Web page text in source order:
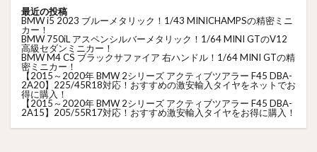
最近の投稿
BMW i5 2023 ブルーメタリック！1/43 MINICHAMPSの精密ミニ
カー！
BMW 750iL アスペンシルバーメタリック！1/64 MINI GTのV12
高級セダンミニカー！
BMW M4 CS ブラックサファイア 右ハンドル！1/64 MINI GTの精
密ミニカー！
【2015～2020年 BMW 2シリーズ アクティブツアラー F45 DBA-
2A20】225/45R18対応！おすすめの激安輸入タイヤをネットでお
得に購入！
【2015～2020年 BMW 2シリーズ アクティブツアラー F45 DBA-
2A15】205/55R17対応！おすすめ激安輸入タイヤをお得に購入！